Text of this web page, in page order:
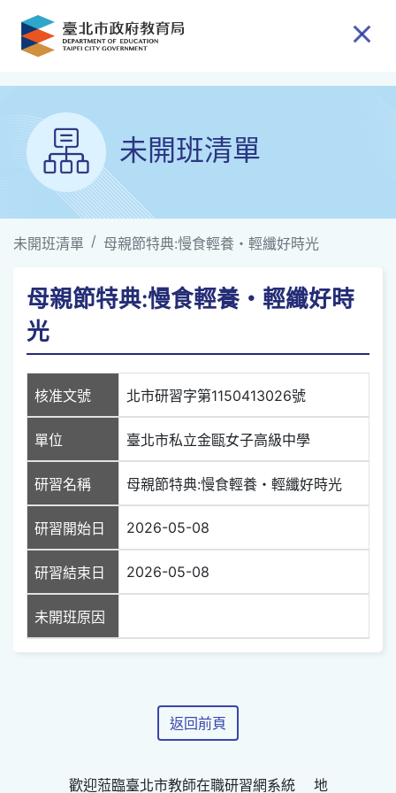
跳到主要內容
未開班清單
未開班清單 母親節特典:慢食輕養・輕纖好時光
母親節特典:慢食輕養・輕纖好時
光
核准文號 北市研習字第1150413026號
單位 臺北市私立金甌女子高級中學
研習名稱 母親節特典:慢食輕養・輕纖好時光
研習開始日 2026-05-08
研習結束日 2026-05-08
未開班原因
返回前頁
歡迎蒞臨臺北市教師在職研習網系統 地